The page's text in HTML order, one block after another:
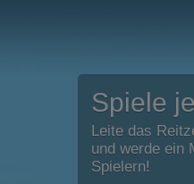
Spiele
Leite das
und werde ein
Spielern!